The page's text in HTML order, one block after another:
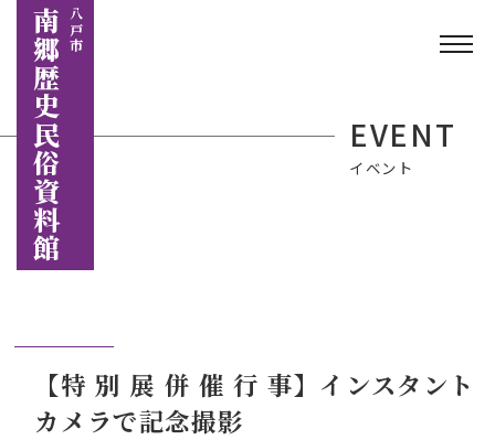
八戸市
南郷歴史民俗資料館 EVENT
イベント
【特 別 展 併 催 行 事】インスタント
カメラで記念撮影